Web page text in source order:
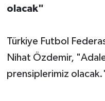
olacak"
Türkiye Futbol
Nihat Özdemir,
prensiplerimiz